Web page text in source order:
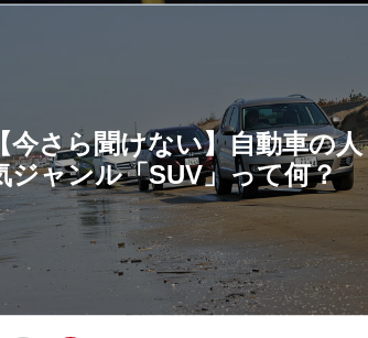
【今さら聞けない】自動車の人
ジャンル「SUV」って何？